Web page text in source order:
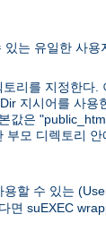
있는 유일한 사용
리를 지정한
지시어를 사
값은
모 디렉토리
할 수 있는
면 suEXEC